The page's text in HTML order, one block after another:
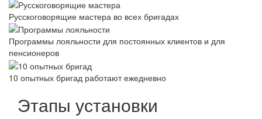
Русскоговорящие мастера во всех бригадах
Программы лояльности для постоянных клиентов и для
пенсионеров
10 опытных бригад работают ежедневно
Этапы установки